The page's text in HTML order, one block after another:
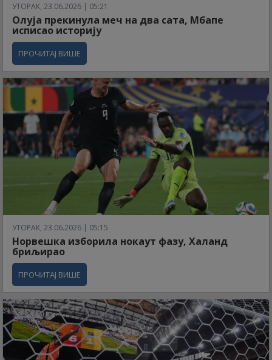
УТОРАК, 23.06.2026 | 05:21
Олуја прекинула меч на два сата, Мбапе
исписао историју
ПРОЧИТАЈ ВИШЕ
УТОРАК, 23.06.2026 | 05:15
Норвешка изборила нокаут фазу, Халанд
бриљирао
ПРОЧИТАЈ ВИШЕ